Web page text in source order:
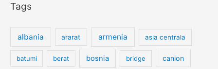
Tags
albania ararat armenia asia centrala
batumi berat bosnia bridge canion